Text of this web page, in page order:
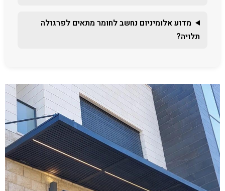
מדוע אלומיניום נחשב לחומר מתאים לפרגולה
תלויה?